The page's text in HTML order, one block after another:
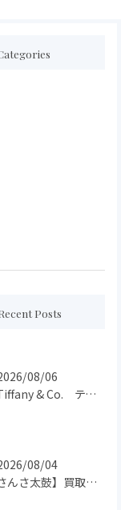
Posts
08/06
【Tiffany & Co. ティファニー】買取 大吉盛岡店 アクセサリー買取しました！！
08/04
【さんさ太鼓】買取 大吉盛岡店 楽器 買取します！！